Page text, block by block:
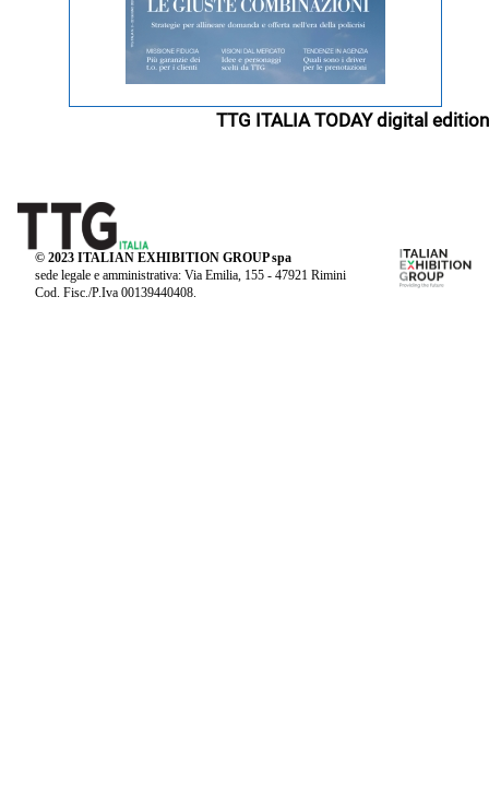
TTG ITALIA TODAY digital edition
© 2023 ITALIAN EXHIBITION GROUP spa
sede legale e amministrativa: Via Emilia, 155 - 47921 Rimini
Cod. Fisc./P.Iva 00139440408.